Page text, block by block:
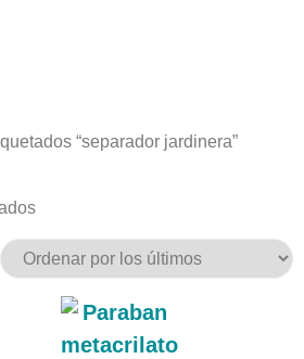
“separador jardinera”